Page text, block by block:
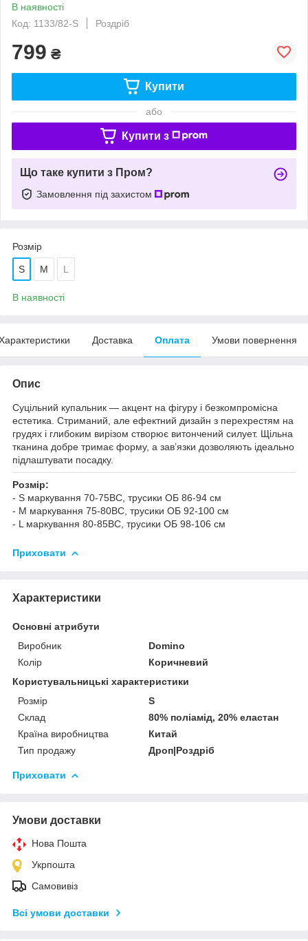
В наявності
Код: 1133/82-S
Роздріб
799 ₴
Купити
або
Купити з
Що таке купити з Пром?
Замовлення під захистом
Розмір
S M L
В наявності
Доставка Оплата Умови повернення
Опис
Суцільний купальник — акцент на фігуру і безкомпромісна
естетика. Стриманий, але ефектний дизайн з перехрестям на
грудях і глибоким вирізом створює витончений силует. Щільна
тканина добре тримає форму, а зав’язки дозволяють ідеально
підлаштувати посадку.
Розмір:
- S маркування 70-75ВС, трусики ОБ 86-94 см
- M маркування 75-80ВС, трусики ОБ 92-100 см
- L маркування 80-85BC, трусики ОБ 98-106 см
Приховати
Характеристики
Основні атрибути
Виробник
Domino
Колір
Коричневий
Користувальницькі характеристики
Розмір
S
Склад
80% поліамід, 20% еластан
Країна виробництва
Китай
Тип продажу
Дроп|Роздріб
Приховати
Умови доставки
Нова Пошта
Укрпошта
Самовивіз
Всі умови доставки